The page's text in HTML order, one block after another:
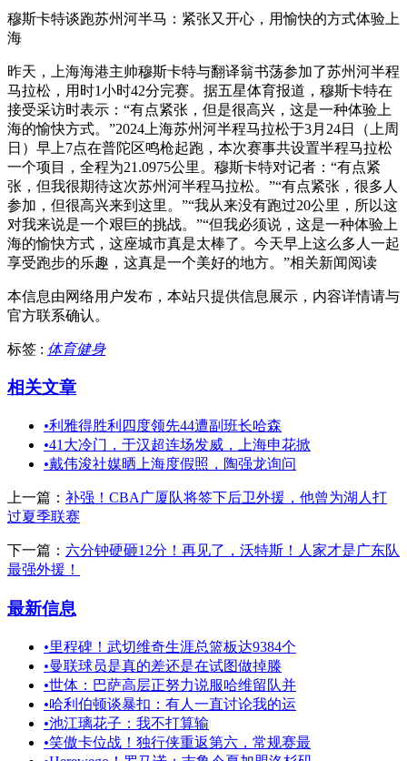
穆斯卡特谈跑苏州河半马：紧张又开心，用愉快的方式体验上
海
昨天，上海海港主帅穆斯卡特与翻译翁书荡参加了苏州河半程
马拉松，用时1小时42分完赛。据五星体育报道，穆斯卡特在
接受采访时表示：“有点紧张，但是很高兴，这是一种体验上
海的愉快方式。”2024上海苏州河半程马拉松于3月24日（上周
日）早上7点在普陀区鸣枪起跑，本次赛事共设置半程马拉松
一个项目，全程为21.0975公里。穆斯卡特对记者：“有点紧
张，但我很期待这次苏州河半程马拉松。”“有点紧张，很多人
参加，但很高兴来到这里。”“我从来没有跑过20公里，所以这
对我来说是一个艰巨的挑战。”“但我必须说，这是一种体验上
海的愉快方式，这座城市真是太棒了。今天早上这么多人一起
享受跑步的乐趣，这真是一个美好的地方。”相关新闻阅读
本信息由网络用户发布， 本站只提供信息展示，内容详情请与
官方联系确认。
标签 : 体育健身
相关文章
•利雅得胜利四度领先44遭副班长哈森
•41大冷门，于汉超连场发威，上海申花掀
•戴伟浚社媒晒上海度假照，陶强龙询问
上一篇： 补强！CBA广厦队将签下后卫外援，他曾为湖人打
过夏季联赛
下一篇： 六分钟硬砸12分！再见了，沃特斯！人家才是广东队
最强外援！
最新信息
•里程碑！武切维奇生涯总篮板达9384个
•曼联球员是真的差还是在试图做掉滕
•世体：巴萨高层正努力说服哈维留队并
•哈利伯顿谈暴扣：有人一直讨论我的运
•池江璃花子：我不打算输
•笑傲卡位战！独行侠重返第六，常规赛最